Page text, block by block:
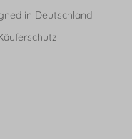
in Deutschland